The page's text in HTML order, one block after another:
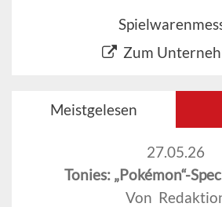
Zum
Meistgelesen
27.05.26
Tonies: „Pokémon“-
Von